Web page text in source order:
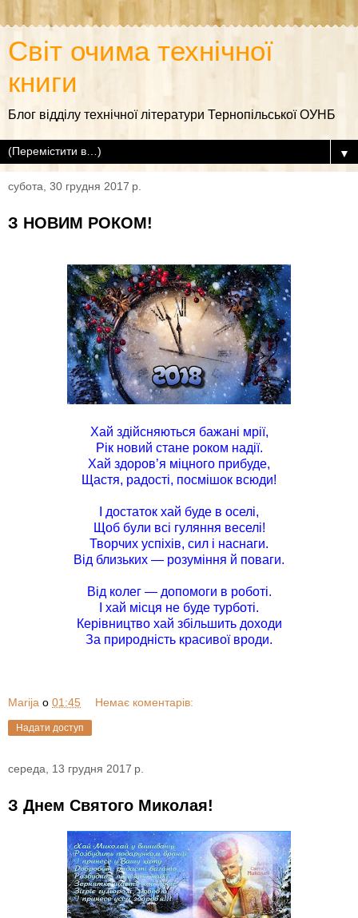
Світ очима технічної
книги
Блог відділу технічної літератури Тернопільської ОУНБ
▼
субота, 30 грудня 2017 р.
З НОВИМ РОКОМ!
Хай здійсняються бажані мрії,
Рік новий стане роком надії.
Хай здоров’я міцного прибуде,
Щастя, радості, посмішок всюди!
І достаток хай буде в оселі,
Щоб були всі гуляння веселі!
Творчих успіхів, сил і наснаги.
Від близьких — розуміння й поваги.
Від колег — допомоги в роботі.
І хай місця не буде турботі.
Керівництво хай збільшить доходи
За природність красивої вроди.
Marija о 01:45 Немає коментарів:
Надати доступ
середа, 13 грудня 2017 р.
З Днем Святого Миколая!